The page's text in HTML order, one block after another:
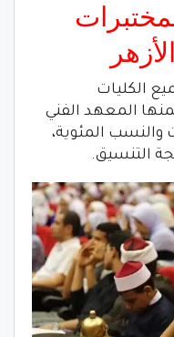
الكليات
المعهد الفني
والنسب المئوية،
التنسيق.